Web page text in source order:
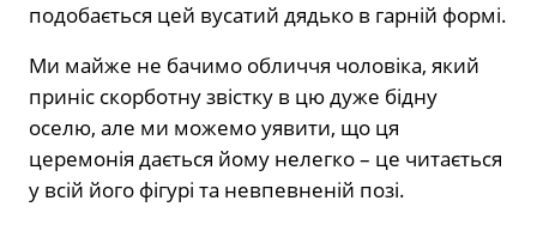
подобається цей вусатий дядько в гарній формі.
Ми майже не бачимо обличчя чоловіка, який
приніс скорботну звістку в цю дуже бідну
оселю, але ми можемо уявити, що ця
церемонія дається йому нелегко – це читається
у всій його фігурі та невпевненій позі.